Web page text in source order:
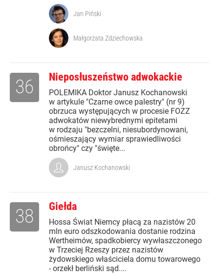
Jan Piński
Małgorzata Zdziechowska
Nieposłuszeństwo adwokackie
POLEMIKA Doktor Janusz Kochanowski
w artykule "Czarne owce palestry" (nr 9)
obrzuca występujących w procesie FOZZ
adwokatów niewybrednymi epitetami
w rodzaju "bezczelni, niesubordynowani,
ośmieszający wymiar sprawiedliwości
obrońcy" czy "święte...
36
Janusz Kochanowski
Giełda
Hossa Świat Niemcy płacą za nazistów 20
mln euro odszkodowania dostanie rodzina
Wertheimów, spadkobiercy wywłaszczonego
w Trzeciej Rzeszy przez nazistów
żydowskiego właściciela domu towarowego
- orzekł berliński sąd....
38